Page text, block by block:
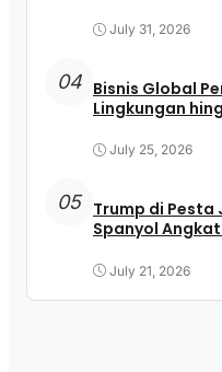
July 31, 2026
04 Bisnis Global
Lingkungan
July 25, 2026
05 Trump di Pesta
Spanyol
July 21, 2026